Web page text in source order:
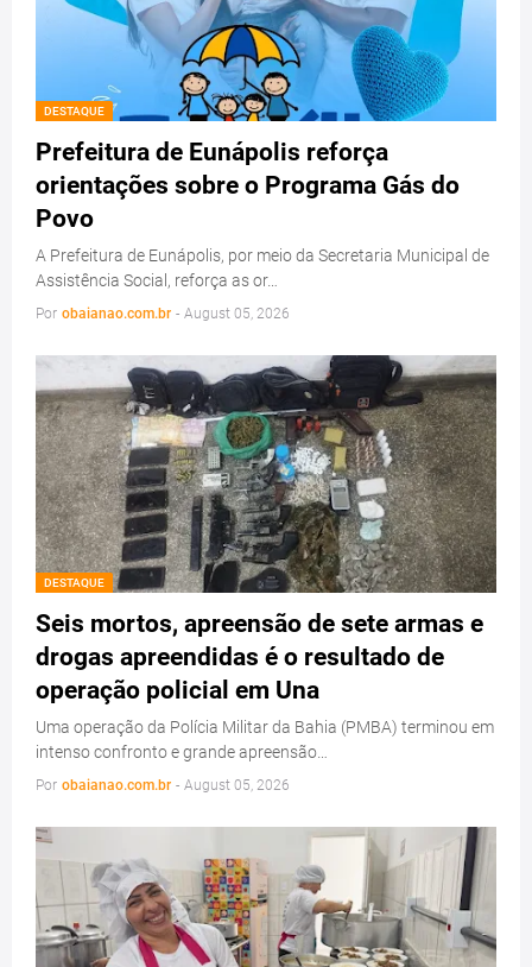
DESTAQUE
Prefeitura de Eunápolis reforça
orientações sobre o Programa Gás do
Povo
A Prefeitura de Eunápolis, por meio da Secretaria Municipal de
Assistência Social, reforça as or…
Por obaianao.com.br - August 05, 2026
DESTAQUE
Seis mortos, apreensão de sete armas e
drogas apreendidas é o resultado de
operação policial em Una
Uma operação da Polícia Militar da Bahia (PMBA) terminou em
intenso confronto e grande apreensão…
Por obaianao.com.br - August 05, 2026